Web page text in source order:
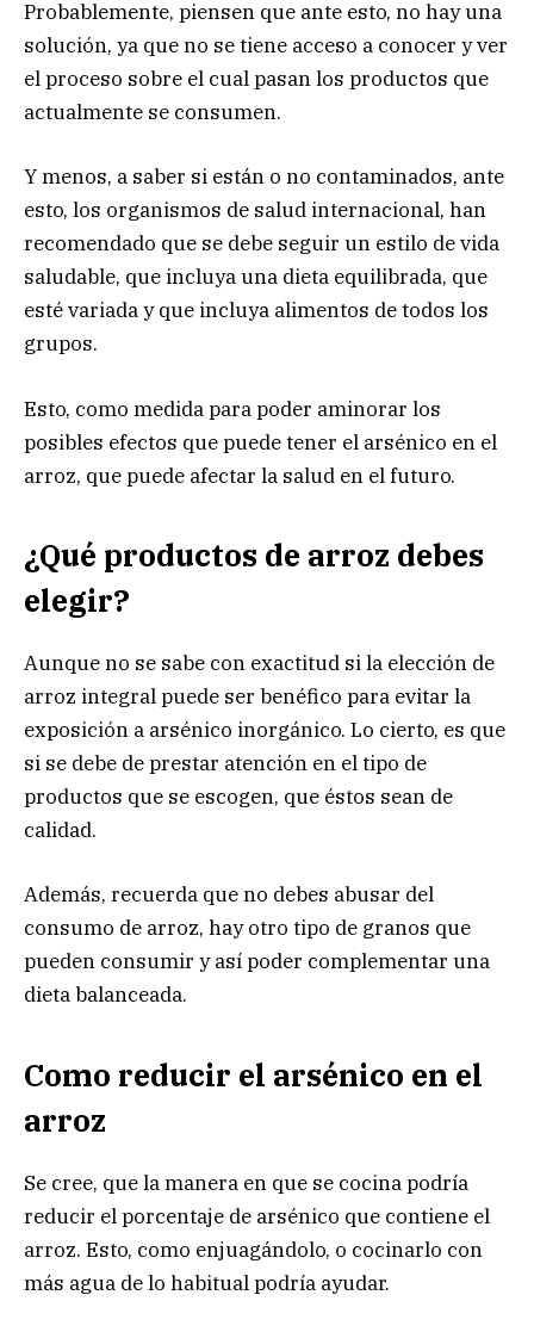
Probablemente, piensen que ante esto, no hay una
solución, ya que no se tiene acceso a conocer y ver
el proceso sobre el cual pasan los productos que
actualmente se consumen.
Y menos, a saber si están o no contaminados, ante
esto, los organismos de salud internacional, han
recomendado que se debe seguir un estilo de vida
saludable, que incluya una dieta equilibrada, que
esté variada y que incluya alimentos de todos los
grupos.
Esto, como medida para poder aminorar los
posibles efectos que puede tener el arsénico en el
arroz, que puede afectar la salud en el futuro.
¿Qué productos de arroz debes
elegir?
Aunque no se sabe con exactitud si la elección de
arroz integral puede ser benéfico para evitar la
exposición a arsénico inorgánico. Lo cierto, es que
si se debe de prestar atención en el tipo de
productos que se escogen, que éstos sean de
calidad.
Además, recuerda que no debes abusar del
consumo de arroz, hay otro tipo de granos que
pueden consumir y así poder complementar una
dieta balanceada.
Como reducir el arsénico en el
arroz
Se cree, que la manera en que se cocina podría
reducir el porcentaje de arsénico que contiene el
arroz. Esto, como enjuagándolo, o cocinarlo con
más agua de lo habitual podría ayudar.